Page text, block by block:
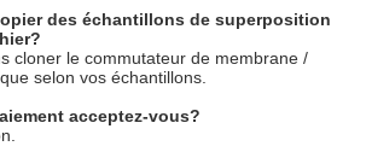
des échantillons de superposition
cloner le commutateur de membrane /
selon vos échantillons.
acceptez-vous?